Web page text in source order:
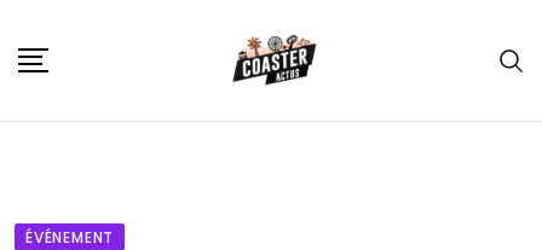
to
content
ÉVÉNEMENT